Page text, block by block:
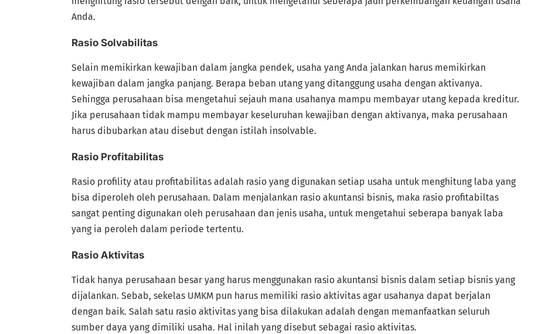
Anda.
Rasio Solvabilitas
Selain memikirkan kewajiban dalam jangka pendek, usaha yang Anda jalankan harus memikirkan
kewajiban dalam jangka panjang. Berapa beban utang yang ditanggung usaha dengan aktivanya.
Sehingga perusahaan bisa mengetahui sejauh mana usahanya mampu membayar utang kepada kreditur.
Jika perusahaan tidak mampu membayar keseluruhan kewajiban dengan aktivanya, maka perusahaan
harus dibubarkan atau disebut dengan istilah insolvable.
Rasio Profitabilitas
Rasio profility atau profitabilitas adalah rasio yang digunakan setiap usaha untuk menghitung laba yang
bisa diperoleh oleh perusahaan. Dalam menjalankan rasio akuntansi bisnis, maka rasio profitabiltas
sangat penting digunakan oleh perusahaan dan jenis usaha, untuk mengetahui seberapa banyak laba
yang ia peroleh dalam periode tertentu.
Rasio Aktivitas
Tidak hanya perusahaan besar yang harus menggunakan rasio akuntansi bisnis dalam setiap bisnis yang
dijalankan. Sebab, sekelas UMKM pun harus memiliki rasio aktivitas agar usahanya dapat berjalan
dengan baik. Salah satu rasio aktivitas yang bisa dilakukan adalah dengan memanfaatkan seluruh
sumber daya yang dimiliki usaha. Hal inilah yang disebut sebagai rasio aktivitas.